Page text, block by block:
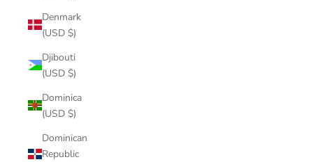
Denmark
(USD $)
Djibouti
(USD $)
Dominica
(USD $)
Dominican
Republic